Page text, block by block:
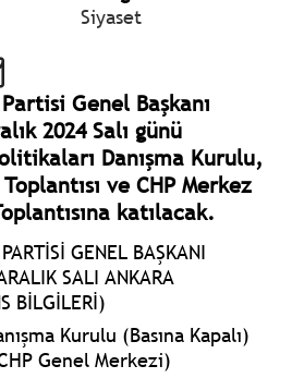
Siyaset
Genel Başkanı
2024 Salı günü
Danışma Kurulu,
ve CHP Merkez
katılacak.
GENEL BAŞKANI
SALI ANKARA
BİLGİLERİ)
Kurulu (Basına Kapalı)
Genel Merkezi)